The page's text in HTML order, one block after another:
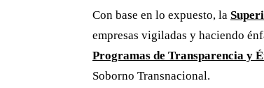
Con base en lo expuesto, la
empresas vigiladas y haciendo
Programas de Transparencia y
Soborno Transnacional.